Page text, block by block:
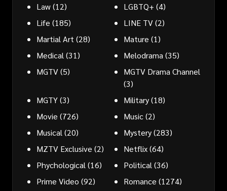
Law(12) LGBTQ+ (4)
Life (185) LINE TV(2)
Martial Art (28) Mature (1)
Medical (31) Melodrama (35)
MGTV(5)
MGTV Drama Channel
(3)
MGTY(3) Military(18)
Movie (726) Music(2)
Musical (20) Mystery(283)
MZTV Exclusive (2) Netflix(64)
Phychological (16) Political (36)
Prime Video (92) Romance (1274)